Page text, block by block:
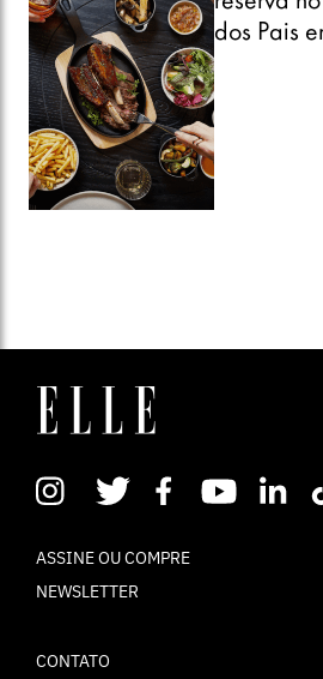
dos Pais
ASSINE OU COMPRE
NEWSLETTER
CONTATO